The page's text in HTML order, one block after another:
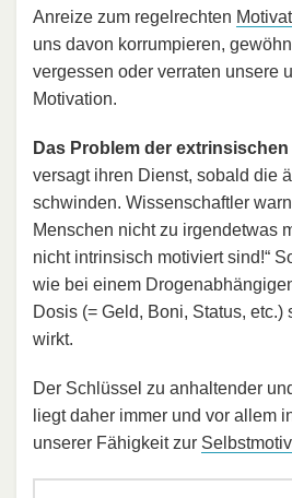
Anreize zum regelrechten
uns davon korrumpieren,
vergessen oder verraten unsere
Motivation.
Das Problem der
versagt ihren Dienst, sobald die
schwinden. Wissenschaftler
Menschen nicht zu irgendetwas
nicht intrinsisch motiviert sind!“
wie bei einem
Dosis (= Geld, Boni, Status, etc.)
wirkt.
Der Schlüssel zu anhaltender
liegt daher immer und vor allem
unserer Fähigkeit zur